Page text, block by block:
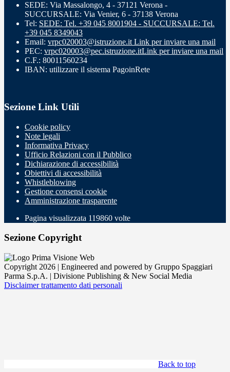
SEDE: Via Massalongo, 4 - 37121 Verona -
SUCCURSALE: Via Venier, 6 - 37138 Verona
Tel: SEDE: Tel. +39 045 8001904 - SUCCURSALE: Tel.
+39 045 8349043
Email: vrpc020003@istruzione.it Link per inviare una mail
PEC: vrpc020003@pec.istruzione.itLink per inviare una mail
C.F.: 80011560234
IBAN: utilizzare il sistema PagoinRete
Sezione Link Utili
Cookie policy
Note legali
Informativa Privacy
Ufficio Relazioni con il Pubblico
Dichiarazione di accessibilità
Obiettivi di accessibilità
Whistleblowing
Gestione consensi cookie
Amministrazione trasparente
Pagina visualizzata 119860 volte
Sezione Copyright
Copyright 2026 | Engineered and powered by Gruppo Spaggiari
Parma S.p.A. | Divisione Publishing & New Social Media
Disclaimer trattamento dati personali
Back to top